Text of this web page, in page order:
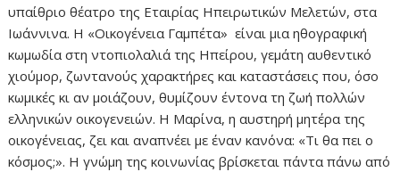
υπαίθριο θέατρο της Εταιρίας Ηπειρωτικών Μελετών, στα
Ιωάννινα. Η «Οικογένεια Γαμπέτα» είναι μια ηθογραφική
κωμωδία στη ντοπιολαλιά της Ηπείρου, γεμάτη αυθεντικό
χιούμορ, ζωντανούς χαρακτήρες και καταστάσεις που, όσο
κωμικές κι αν μοιάζουν, θυμίζουν έντονα τη ζωή πολλών
ελληνικών οικογενειών. Η Μαρίνα, η αυστηρή μητέρα της
οικογένειας, ζει και αναπνέει με έναν κανόνα: «Τι θα πει ο
κόσμος;». Η γνώμη της κοινωνίας βρίσκεται πάντα πάνω από